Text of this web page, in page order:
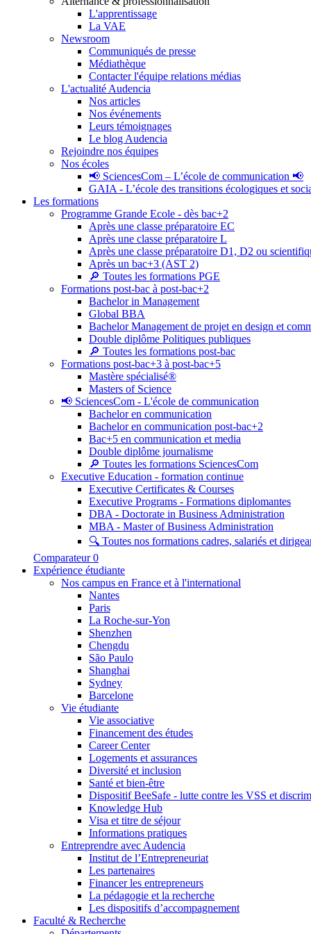
L'apprentissage
La VAE
Newsroom
Communiqués de presse
Médiathèque
Contacter l'équipe relations médias
L'actualité Audencia
Nos articles
Nos événements
Leurs témoignages
Le blog Audencia
Rejoindre nos équipes
Nos écoles
📢 SciencesCom – L’école de communication 📢
GAIA - L’école des transitions écologiques et
Les formations
Programme Grande Ecole - dès bac+2
Après une classe préparatoire EC
Après une classe préparatoire L
Après une classe préparatoire D1, D2 ou
Après un bac+3 (AST 2)
🔎 Toutes les formations PGE
Formations post-bac à post-bac+2
Bachelor in Management
Global BBA
Bachelor Management de projet en design et
Double diplôme Politiques publiques
🔎 Toutes les formations post-bac
Formations post-bac+3 à post-bac+5
Mastère spécialisé®
Masters of Science
📢 SciencesCom - L'école de communication
Bachelor en communication
Bachelor en communication post-bac+2
Bac+5 en communication et media
Double diplôme journalisme
🔎 Toutes les formations SciencesCom
Executive Education - formation continue
Executive Certificates & Courses
Executive Programs - Formations diplomantes
DBA - Doctorate in Business Administration
MBA - Master of Business Administration
🔍 Toutes nos formations cadres, salariés et
Comparateur 0
Expérience étudiante
Nos campus en France et à l'international
Nantes
Paris
La Roche-sur-Yon
Shenzhen
Chengdu
São Paulo
Shanghai
Sydney
Barcelone
Vie étudiante
Vie associative
Financement des études
Career Center
Logements et assurances
Diversité et inclusion
Santé et bien-être
Dispositif BeeSafe - lutte contre les VSS et
Knowledge Hub
Visa et titre de séjour
Informations pratiques
Entreprendre avec Audencia
Institut de l’Entrepreneuriat
Les partenaires
Financer les entrepreneurs
La pédagogie et la recherche
Les dispositifs d’accompagnement
Faculté & Recherche